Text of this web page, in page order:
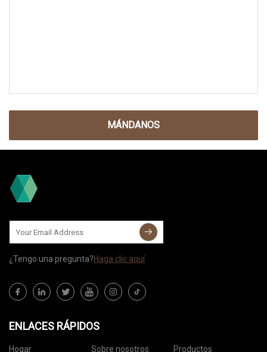
MÁNDANOS
¿Tengo una pregunta?Haga clic aquí
ENLACES RÁPIDOS
Hogar Sobre nosotros Productos